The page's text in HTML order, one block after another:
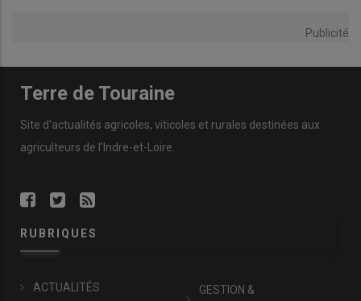
Publicité
Terre de Touraine
Site d'actualités agricoles, viticoles et rurales destinées aux
agriculteurs de l'Indre-et-Loire.
RUBRIQUES
ACTUALITÉS
GESTION &